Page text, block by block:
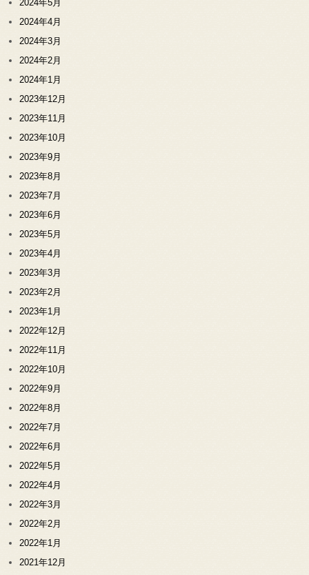
2024年5月
2024年4月
2024年3月
2024年2月
2024年1月
2023年12月
2023年11月
2023年10月
2023年9月
2023年8月
2023年7月
2023年6月
2023年5月
2023年4月
2023年3月
2023年2月
2023年1月
2022年12月
2022年11月
2022年10月
2022年9月
2022年8月
2022年7月
2022年6月
2022年5月
2022年4月
2022年3月
2022年2月
2022年1月
2021年12月